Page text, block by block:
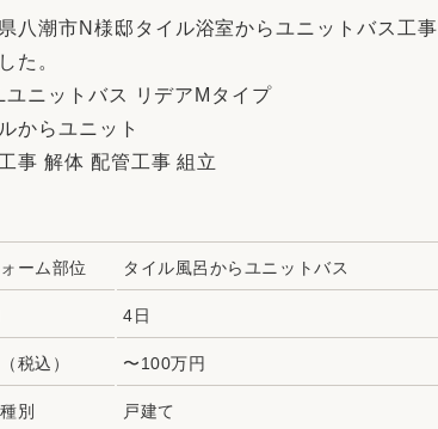
まの声 3Dシミュ
八潮市N様邸タイル浴室からユニットバス工
た。
ユニットバス リデアMタイプ
からユニット
事 解体 配管工事 組立
ーム部位 タイル風呂からユニットバス
4日
税込） 〜100万円
別 戸建て